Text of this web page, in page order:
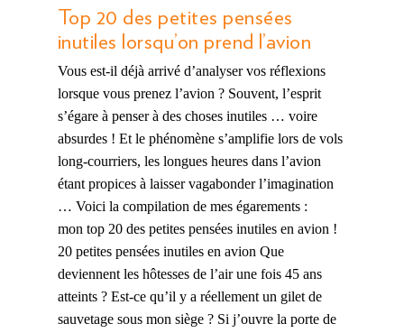
Top 20 des petites pensées
inutiles lorsqu’on prend l’avion
Vous est-il déjà arrivé d’analyser vos réflexions
lorsque vous prenez l’avion ? Souvent, l’esprit
s’égare à penser à des choses inutiles … voire
absurdes ! Et le phénomène s’amplifie lors de vols
long-courriers, les longues heures dans l’avion
étant propices à laisser vagabonder l’imagination
… Voici la compilation de mes égarements :
mon top 20 des petites pensées inutiles en avion !
20 petites pensées inutiles en avion Que
deviennent les hôtesses de l’air une fois 45 ans
atteints ? Est-ce qu’il y a réellement un gilet de
sauvetage sous mon siège ? Si j’ouvre la porte de